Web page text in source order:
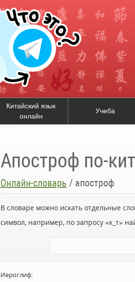
Китайский язык
онлайн
Учеба
Апостроф по-
Онлайн-словарь / апостроф
В словаре можно искать отдельные
символ, например, по запросу «к_т»
Иероглиф: